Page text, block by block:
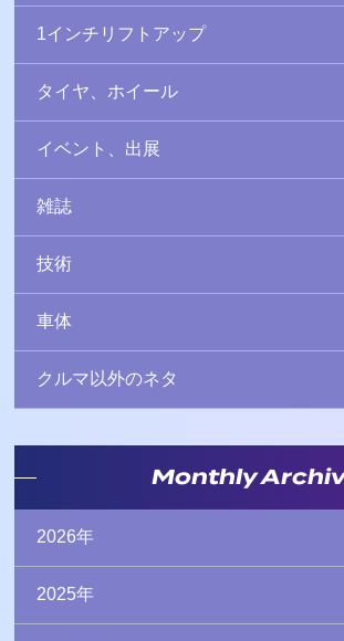
1インチリフトアップ
タイヤ、ホイール
イベント、出展
雑誌
技術
車体
クルマ以外のネタ
Monthly
2026年
2025年